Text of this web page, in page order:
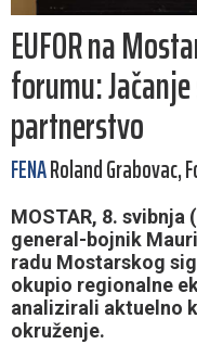
EUFOR na
forumu:
partnerstvo
FENARoland Grabovac,
MOSTAR, 8. svibnja
general-bojnik
radu Mostarskog
okupio regionalne
analizirali aktuelno
okruženje.